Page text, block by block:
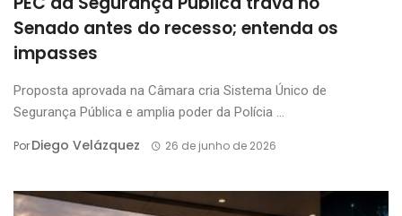
Senado antes do recesso; entenda os
impasses
Proposta aprovada na Câmara cria Sistema Único de
Segurança Pública e amplia poder da Polícia ...
PorDiego Velázquez 26 de junho de 2026